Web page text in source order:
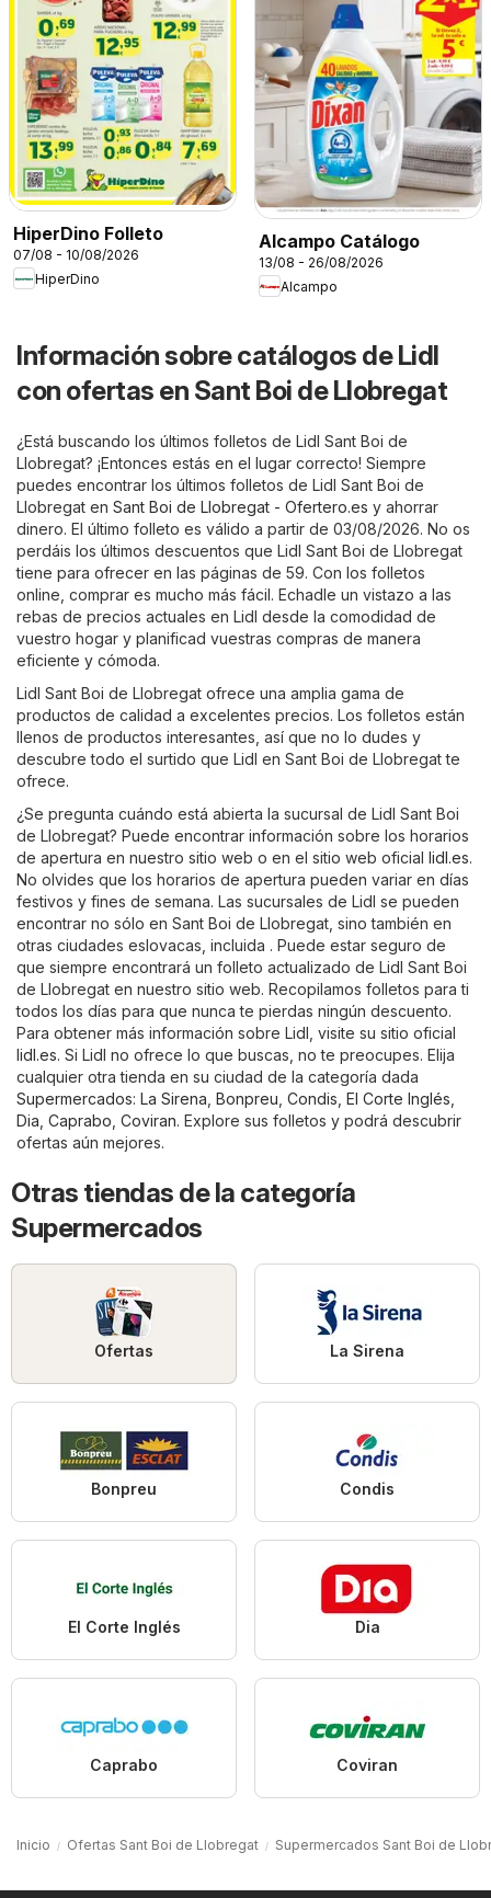
HiperDino Folleto
07/08 - 10/08/2026
HiperDino
Alcampo Catálogo
13/08 - 26/08/2026
Alcampo
Información sobre catálogos de Lidl
con ofertas en Sant Boi de Llobregat
¿Está buscando los últimos folletos de Lidl Sant Boi de
Llobregat? ¡Entonces estás en el lugar correcto! Siempre
puedes encontrar los últimos folletos de Lidl Sant Boi de
Llobregat en Sant Boi de Llobregat - Ofertero.es y ahorrar
dinero. El último folleto es válido a partir de 03/08/2026. No os
perdáis los últimos descuentos que Lidl Sant Boi de Llobregat
tiene para ofrecer en las páginas de 59. Con los folletos
online, comprar es mucho más fácil. Echadle un vistazo a las
rebas de precios actuales en Lidl desde la comodidad de
vuestro hogar y planificad vuestras compras de manera
eficiente y cómoda.
Lidl Sant Boi de Llobregat ofrece una amplia gama de
productos de calidad a excelentes precios. Los folletos están
llenos de productos interesantes, así que no lo dudes y
descubre todo el surtido que Lidl en Sant Boi de Llobregat te
ofrece.
¿Se pregunta cuándo está abierta la sucursal de Lidl Sant Boi
de Llobregat? Puede encontrar información sobre los horarios
de apertura en nuestro sitio web o en el sitio web oficial lidl.es.
No olvides que los horarios de apertura pueden variar en días
festivos y fines de semana. Las sucursales de Lidl se pueden
encontrar no sólo en Sant Boi de Llobregat, sino también en
otras ciudades eslovacas, incluida . Puede estar seguro de
que siempre encontrará un folleto actualizado de Lidl Sant Boi
de Llobregat en nuestro sitio web. Recopilamos folletos para ti
todos los días para que nunca te pierdas ningún descuento.
Para obtener más información sobre Lidl, visite su sitio oficial
lidl.es. Si Lidl no ofrece lo que buscas, no te preocupes. Elija
cualquier otra tienda en su ciudad de la categoría dada
Supermercados: La Sirena Bonpreu Condis El Corte Inglés
Dia Caprabo Coviran. Explore sus folletos y podrá descubrir
ofertas aún mejores.
Otras tiendas de la categoría
Supermercados
Ofertas La Sirena
Bonpreu Condis
El Corte Inglés Dia
Caprabo Coviran
Inicio Ofertas Sant Boi de Llobregat Supermercados Sant Boi de